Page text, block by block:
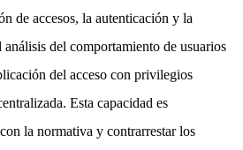
de accesos, la autenticación y la
análisis del comportamiento de usuarios
del acceso con privilegios
Esta capacidad es
la normativa y contrarrestar los